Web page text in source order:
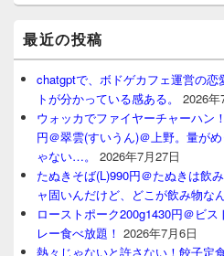
最近の投稿
chatgptで、ボドゲカフェ運営の
トが分かっている感ある。
2026年
ウォッカでファイヤーチャーハン
円＠翠雲(すいうん)＠上野。量が
ゃない…。
2026年7月27日
たぬきそば(L)990円＠たぬきは飲
ャ固いんだけど、どこが飲み物な
ローストポーク200g1430円＠ビ
レー食べ放題！ 2026年7月6日
熱々じゃないと許さない！餃子定